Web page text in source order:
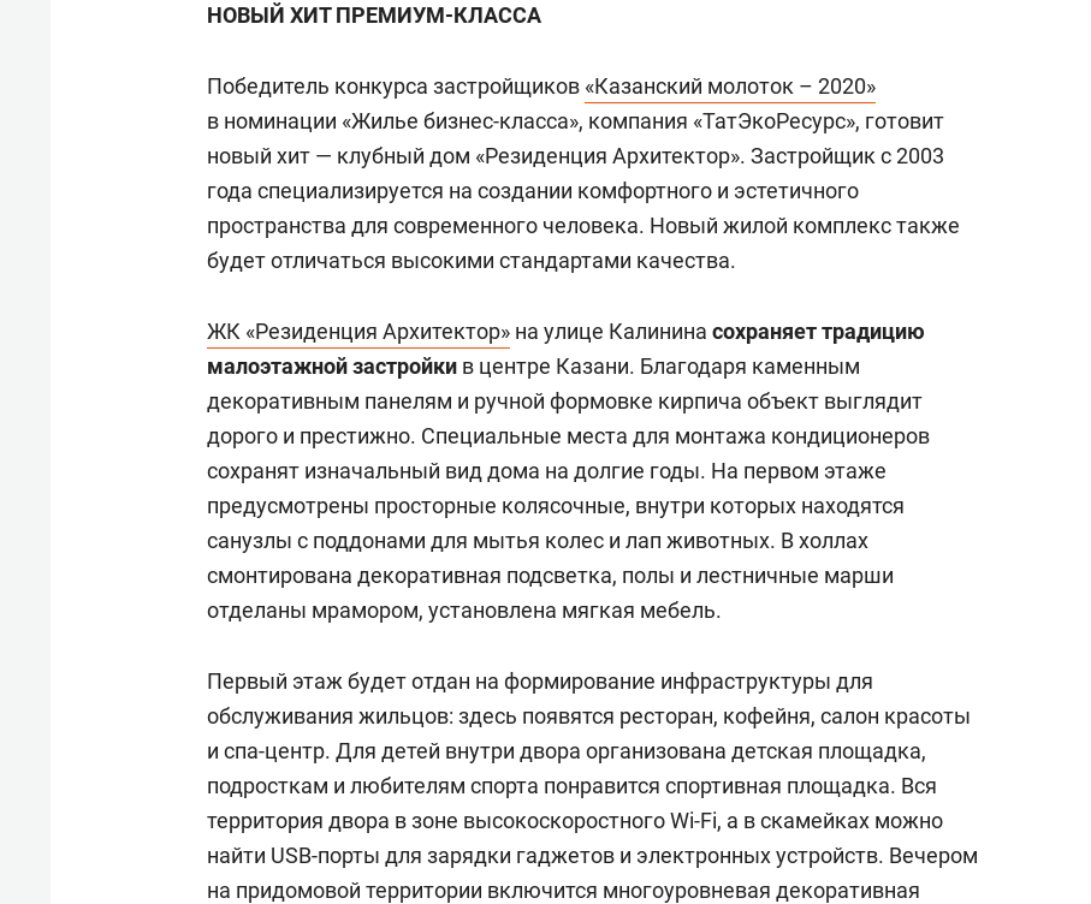
НОВЫЙ ХИТ ПРЕМИУМ-КЛАССА
Победитель конкурса застройщиков «Казанский молоток – 2020»
в номинации «Жилье бизнес-класса», компания «ТатЭкоРесурс», готовит
новый хит — клубный дом «Резиденция Архитектор». Застройщик с 2003
года специализируется на создании комфортного и эстетичного
пространства для современного человека. Новый жилой комплекс также
будет отличаться высокими стандартами качества.
ЖК «Резиденция Архитектор» на улице Калинина сохраняет традицию
малоэтажной застройки в центре Казани. Благодаря каменным
декоративным панелям и ручной формовке кирпича объект выглядит
дорого и престижно. Специальные места для монтажа кондиционеров
сохранят изначальный вид дома на долгие годы. На первом этаже
предусмотрены просторные колясочные, внутри которых находятся
санузлы с поддонами для мытья колес и лап животных. В холлах
смонтирована декоративная подсветка, полы и лестничные марши
отделаны мрамором, установлена мягкая мебель.
Первый этаж будет отдан на формирование инфраструктуры для
обслуживания жильцов: здесь появятся ресторан, кофейня, салон красоты
и спа-центр. Для детей внутри двора организована детская площадка,
подросткам и любителям спорта понравится спортивная площадка. Вся
территория двора в зоне высокоскоростного Wi-Fi, а в скамейках можно
найти USB-порты для зарядки гаджетов и электронных устройств. Вечером
на придомовой территории включится многоуровневая декоративная